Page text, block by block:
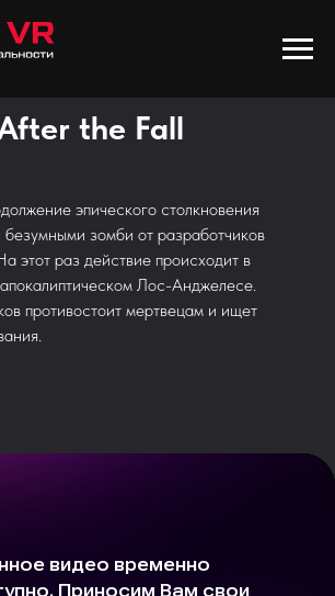
the Fall
эпического столкновения
зомби от разработчиков
этот раз действие происходит в
Лос-Анджелесе.
противостоит мертвецам и ищет